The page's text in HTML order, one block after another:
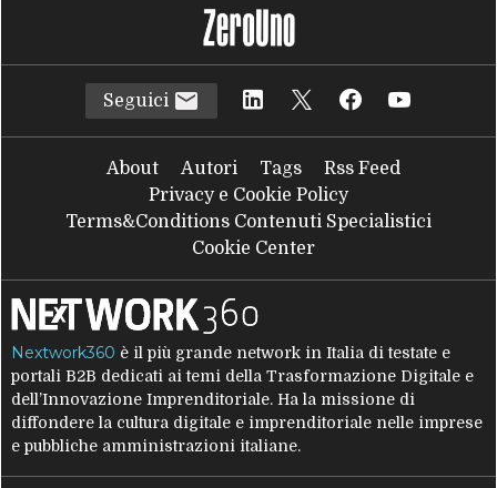
Seguici
About Autori Tags
Rss Feed
Privacy e Cookie Policy
Terms&Conditions Contenuti Specialistici
Cookie Center
Nextwork360 è il più grande network in Italia di testate e
portali B2B dedicati ai temi della Trasformazione Digitale e
dell’Innovazione Imprenditoriale. Ha la missione di
diffondere la cultura digitale e imprenditoriale nelle imprese
e pubbliche amministrazioni italiane.